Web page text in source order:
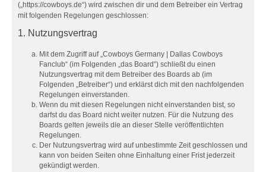
(„https://cowboys.de“) wird zwischen dir und dem Betreiber ein Vertrag
mit folgenden Regelungen geschlossen:
1. Nutzungsvertrag
Mit dem Zugriff auf „Cowboys Germany | Dallas Cowboys
Fanclub“ (im Folgenden „das Board“) schließt du einen
Nutzungsvertrag mit dem Betreiber des Boards ab (im
Folgenden „Betreiber“) und erklärst dich mit den nachfolgenden
Regelungen einverstanden.
Wenn du mit diesen Regelungen nicht einverstanden bist, so
darfst du das Board nicht weiter nutzen. Für die Nutzung des
Boards gelten jeweils die an dieser Stelle veröffentlichten
Regelungen.
Der Nutzungsvertrag wird auf unbestimmte Zeit geschlossen und
kann von beiden Seiten ohne Einhaltung einer Frist jederzeit
gekündigt werden.